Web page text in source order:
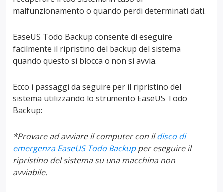
malfunzionamento o quando perdi determinati dati.
EaseUS Todo Backup consente di eseguire
facilmente il ripristino del backup del sistema
quando questo si blocca o non si avvia.
Ecco i passaggi da seguire per il ripristino del
sistema utilizzando lo strumento EaseUS Todo
Backup:
*Provare ad avviare il computer con ildisco di
emergenza EaseUS Todo Backupper eseguire il
ripristino del sistema su una macchina non
avviabile.